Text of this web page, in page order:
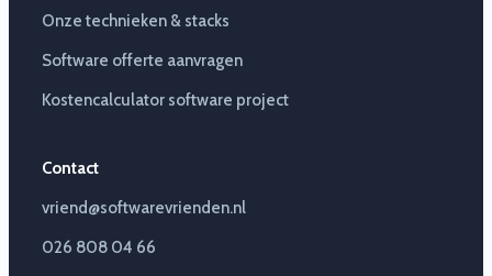
Onze technieken & stacks
Software offerte aanvragen
Kostencalculator software project
Contact
vriend@softwarevrienden.nl
026 808 04 66